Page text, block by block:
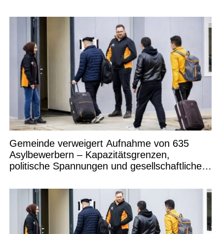
Gemeinde verweigert Aufnahme von 635
Asylbewerbern – Kapazitätsgrenzen,
politische Spannungen und gesellschaftliche